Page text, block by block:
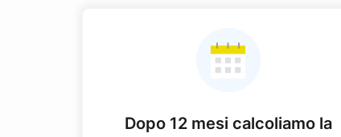
Dopo 12 mesi calcoliamo la